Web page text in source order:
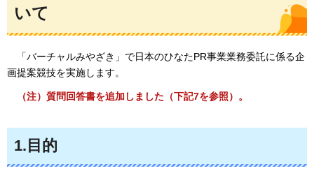
いて
「バーチャルみやざき」で日本のひなたPR事業業務委託に係る企
画提案競技を実施します。
（注）質問回答書を追加しました（下記7を参照）。
1.目的